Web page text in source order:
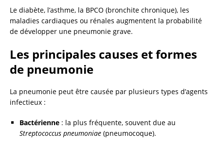
Le diabète, l’asthme, la BPCO (bronchite chronique), les
maladies cardiaques ou rénales augmentent la probabilité
de développer une pneumonie grave.
Les principales causes et formes
de pneumonie
La pneumonie peut être causée par plusieurs types d’agents
infectieux :
Bactérienne : la plus fréquente, souvent due au
Streptococcus pneumoniae (pneumocoque).